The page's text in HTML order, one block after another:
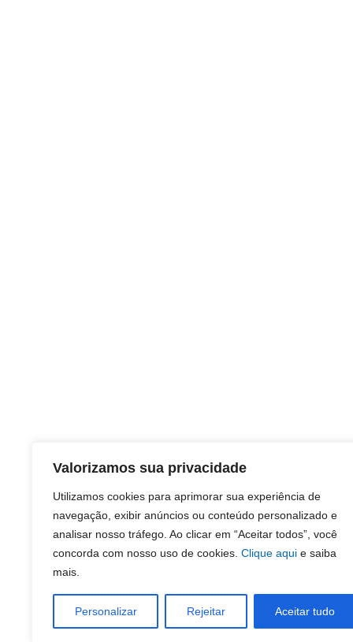
Valorizamos sua privacidade
Utilizamos cookies para aprimorar sua experiência de
navegação, exibir anúncios ou conteúdo personalizado e
analisar nosso tráfego. Ao clicar em “Aceitar todos”, você
concorda com nosso uso de cookies. Clique aqui e saiba
mais.
Personalizar Rejeitar Aceitar tudo